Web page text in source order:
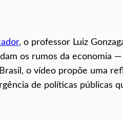
, o professor Luiz
os rumos da economia
o vídeo propõe uma
de políticas públicas